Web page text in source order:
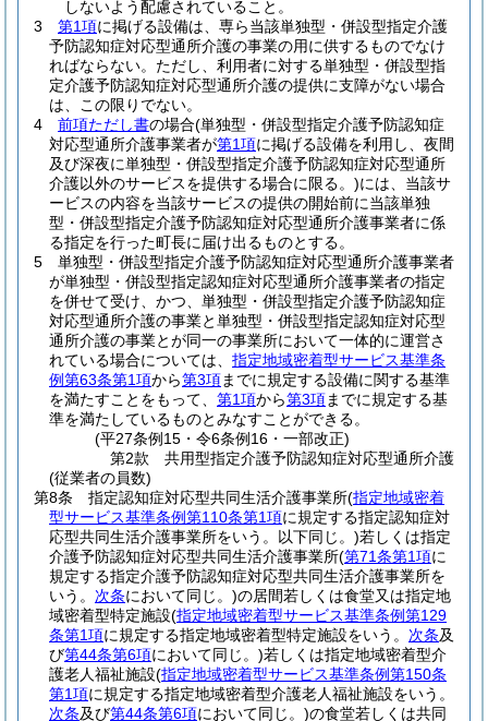
しないよう配慮されていること。
3
第1項に掲げる設備は、専ら当該単独型・併設型指定介護
予防認知症対応型通所介護の事業の用に供するものでなけ
ればならない。 ただし、利用者に対する単独型・併設型指
定介護予防認知症対応型通所介護の提供に支障がない場合
は、この限りでない。
4
前項ただし書の場合(単独型・併設型指定介護予防認知症
対応型通所介護事業者が第1項に掲げる設備を利用し、夜間
及び深夜に単独型・併設型指定介護予防認知症対応型通所
介護以外のサービスを提供する場合に限る。)には、当該サ
ービスの内容を当該サービスの提供の開始前に当該単独
型・併設型指定介護予防認知症対応型通所介護事業者に係
る指定を行った町長に届け出るものとする。
5
単独型・併設型指定介護予防認知症対応型通所介護事業者
が単独型・併設型指定認知症対応型通所介護事業者の指定
を併せて受け、かつ、単独型・併設型指定介護予防認知症
対応型通所介護の事業と単独型・併設型指定認知症対応型
通所介護の事業とが同一の事業所において一体的に運営さ
れている場合については、 指定地域密着型サービス基準条
例第63条第1項から第3項までに規定する設備に関する基準
を満たすことをもって、 第1項から第3項までに規定する基
準を満たしているものとみなすことができる。
(平27条例15・令6条例16・一部改正)
第2款
共用型指定介護予防認知症対応型通所介護
(従業者の員数)
第8条
指定認知症対応型共同生活介護事業所(指定地域密着
型サービス基準条例第110条第1項に規定する指定認知症対
応型共同生活介護事業所をいう。以下同じ。)若しくは指定
介護予防認知症対応型共同生活介護事業所(第71条第1項に
規定する指定介護予防認知症対応型共同生活介護事業所を
いう。 次条において同じ。)の居間若しくは食堂又は指定地
域密着型特定施設(指定地域密着型サービス基準条例第129
条第1項に規定する指定地域密着型特定施設をいう。 次条及
び第44条第6項において同じ。)若しくは指定地域密着型介
護老人福祉施設(指定地域密着型サービス基準条例第150条
第1項に規定する指定地域密着型介護老人福祉施設をいう。
次条及び第44条第6項において同じ。)の食堂若しくは共同